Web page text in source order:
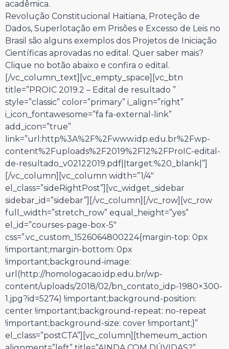
acadêmica.
Revolução Constitucional Haitiana, Proteção de
Dados, Superlotação em Prisões e Excesso de Leis no
Brasil são alguns exemplos dos Projetos de Iniciação
Científicas aprovadas no edital. Quer saber mais?
Clique no botão abaixo e confira o edital.
[/vc_column_text][vc_empty_space][vc_btn
title=”PROIC 2019.2 – Edital de resultado ”
style=”classic” color=”primary” i_align=”right”
i_icon_fontawesome=”fa fa-external-link”
add_icon=”true”
link=”url:http%3A%2F%2Fwww.idp.edu.br%2Fwp-
content%2Fuploads%2F2019%2F12%2FProIC-edital-
de-resultado_v02122019.pdf||target:%20_blank|”]
[/vc_column][vc_column width=”1/4″
el_class=”sideRightPost”][vc_widget_sidebar
sidebar_id=”sidebar”][/vc_column][/vc_row][vc_row
full_width=”stretch_row” equal_height=”yes”
el_id=”courses-page-box-5″
css=”.vc_custom_1526064800224{margin-top: 0px
!important;margin-bottom: 0px
!important;background-image:
url(http://homologacao.idp.edu.br/wp-
content/uploads/2018/02/bn_contato_idp-1980×300-
1.jpg?id=5274) !important;background-position:
center !important;background-repeat: no-repeat
!important;background-size: cover !important;}”
el_class=”postCTA”][vc_column][themeum_action